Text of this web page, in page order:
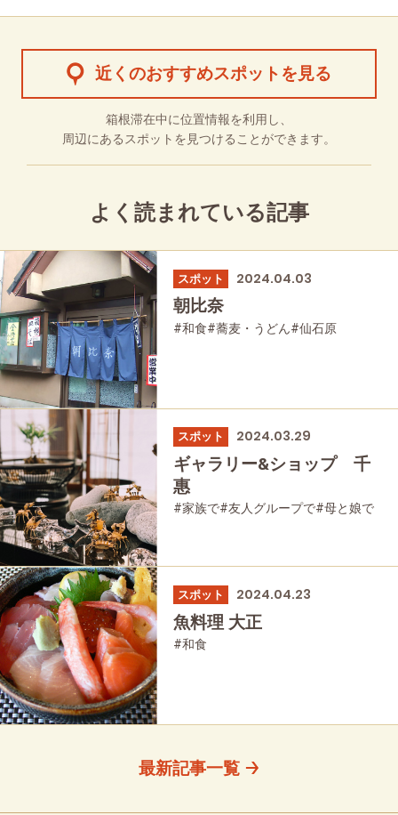
近くのおすすめスポットを見る
箱根滞在中に位置情報を利用し、
周辺にあるスポットを見つけることができます。
よく読まれている記事
スポット 2024.04.03
朝比奈
#和食#蕎麦・うどん#仙石原
スポット 2024.03.29
ギャラリー&ショップ 千
惠
#家族で#友人グループで#母と娘で
スポット 2024.04.23
魚料理 大正
#和食
最新記事一覧